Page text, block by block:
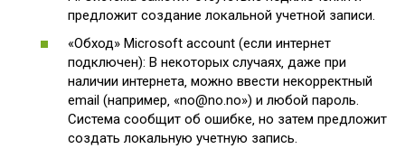
предложит создание локальной учетной записи.
«Обход» Microsoft account (если интернет
подключен): В некоторых случаях‚ даже при
наличии интернета‚ можно ввести некорректный
email (например‚ «no@no.no») и любой пароль.
Система сообщит об ошибке‚ но затем предложит
создать локальную учетную запись.